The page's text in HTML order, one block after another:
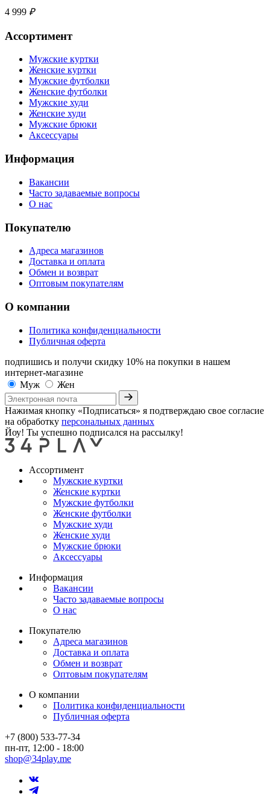
4 999 ₽
Ассортимент
Мужские куртки
Женские куртки
Мужские футболки
Женские футболки
Мужские худи
Женские худи
Мужские брюки
Аксессуары
Информация
Вакансии
Часто задаваемые вопросы
О нас
Покупателю
Адреса магазинов
Доставка и оплата
Обмен и возврат
Оптовым покупателям
О компании
Политика конфиденциальности
Публичная оферта
подпишись и получи скидку 10% на покупки в нашем
интернет-магазине
Муж
Жен
Нажимая кнопку «Подписаться» я подтверждаю свое согласие
на обработку персональных данных
Йоу! Ты успешно подписался на рассылку!
Ассортимент
Мужские куртки
Женские куртки
Мужские футболки
Женские футболки
Мужские худи
Женские худи
Мужские брюки
Аксессуары
Информация
Вакансии
Часто задаваемые вопросы
О нас
Покупателю
Адреса магазинов
Доставка и оплата
Обмен и возврат
Оптовым покупателям
О компании
Политика конфиденциальности
Публичная оферта
+7 (800) 533-77-34
пн-пт, 12:00 - 18:00
shop@34play.me